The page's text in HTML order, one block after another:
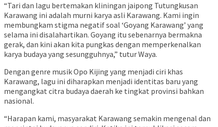
“Tari dan lagu bertemakan kliningan jaipong Tutungkusan
Karawang ini adalah murni karya asli Karawang. Kami ingin
membungkam stigma negatif soal ‘Goyang Karawang’ yang
selama ini disalahartikan. Goyang itu sebenarnya bermakna
gerak, dan kini akan kita pungkas dengan memperkenalkan
karya budaya yang sesungguhnya,” tutur Waya.
Dengan genre musik Opo Kijing yang menjadi ciri khas
Karawang, lagu ini diharapkan menjadi identitas baru yang
mengangkat citra budaya daerah ke tingkat provinsi bahkan
nasional.
“Harapan kami, masyarakat Karawang semakin mengenal dan